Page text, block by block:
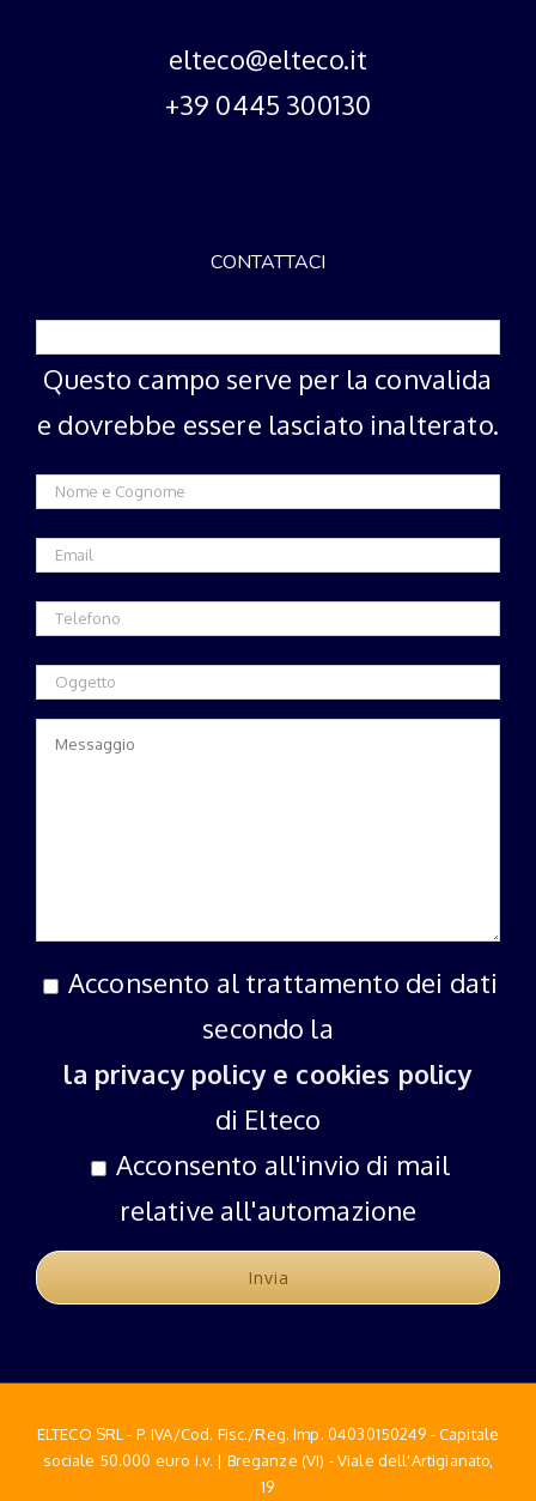
elteco@elteco.it
+39 0445 300130
CONTATTACI
Questo campo serve per la convalida
e dovrebbe essere lasciato inalterato.
Acconsento al trattamento dei dati
secondo la
la privacy policy e cookies policy
di Elteco
Acconsento all'invio di mail
relative all'automazione
ELTECO SRL - P. IVA/Cod. Fisc./Reg. Imp. 04030150249 - Capitale
sociale 50.000 euro i.v. | Breganze (VI) - Viale dell'Artigianato,
19